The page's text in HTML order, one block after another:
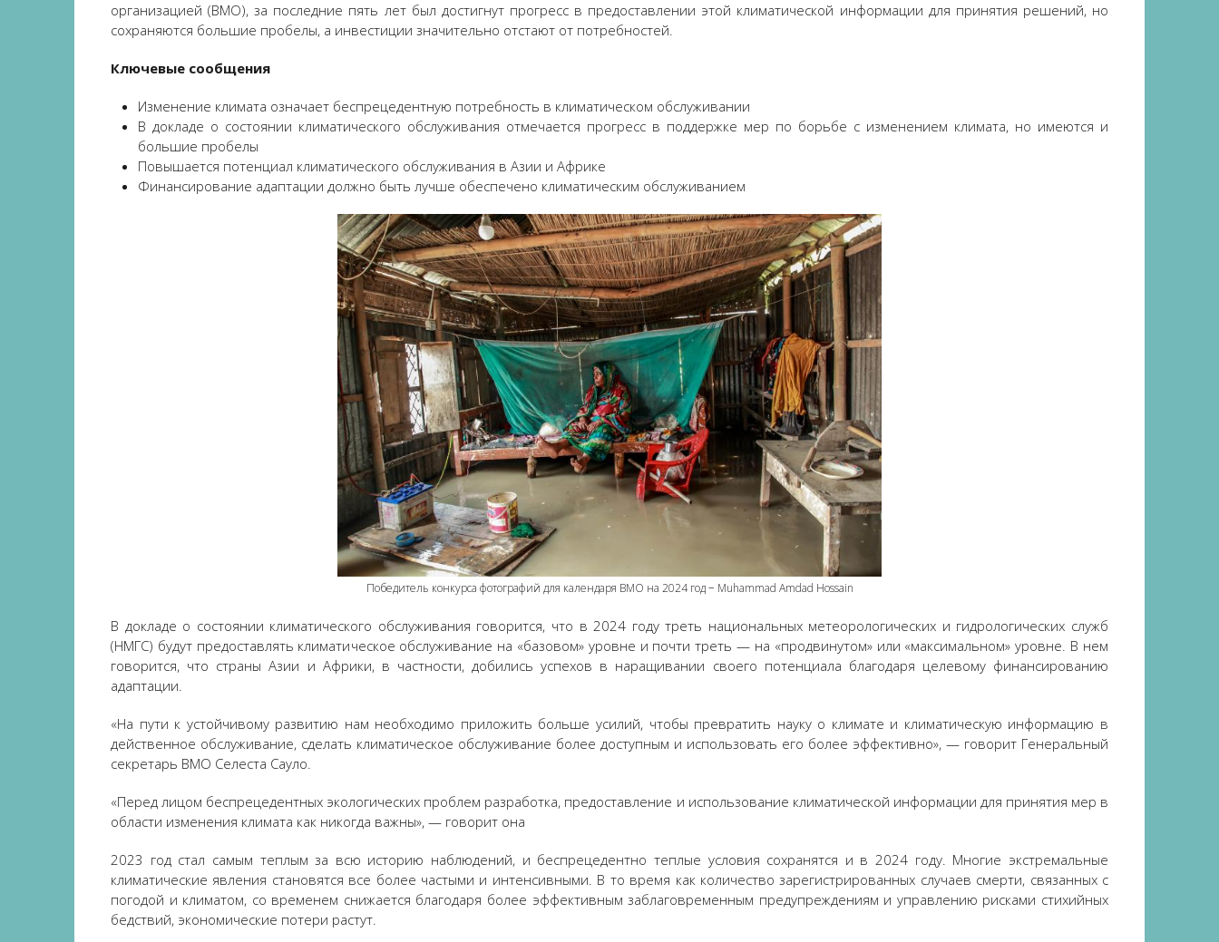
организацией (ВМО), за последние пять лет был достигнут прогресс в предоставлении этой климатической информации для принятия решений, но
сохраняются большие пробелы, а инвестиции значительно отстают от потребностей.
Ключевые сообщения
Изменение климата означает беспрецедентную потребность в климатическом обслуживании
В докладе о состоянии климатического обслуживания отмечается прогресс в поддержке мер по борьбе с изменением климата, но имеются и
большие пробелы
Повышается потенциал климатического обслуживания в Азии и Африке
Финансирование адаптации должно быть лучше обеспечено климатическим обслуживанием
Победитель конкурса фотографий для календаря ВМО на 2024 год − Muhammad Amdad Hossain
В докладе о состоянии климатического обслуживания говорится, что в 2024 году треть национальных метеорологических и гидрологических служб
(НМГС) будут предоставлять климатическое обслуживание на «базовом» уровне и почти треть — на «продвинутом» или «максимальном» уровне. В нем
говорится, что страны Азии и Африки, в частности, добились успехов в наращивании своего потенциала благодаря целевому финансированию
адаптации.
«На пути к устойчивому развитию нам необходимо приложить больше усилий, чтобы превратить науку о климате и климатическую информацию в
действенное обслуживание, сделать климатическое обслуживание более доступным и использовать его более эффективно», — говорит Генеральный
секретарь ВМО Селеста Сауло.
«Перед лицом беспрецедентных экологических проблем разработка, предоставление и использование климатической информации для принятия мер в
области изменения климата как никогда важны», — говорит она
2023 год стал самым теплым за всю историю наблюдений, и беспрецедентно теплые условия сохранятся и в 2024 году. Многие экстремальные
климатические явления становятся все более частыми и интенсивными. В то время как количество зарегистрированных случаев смерти, связанных с
погодой и климатом, со временем снижается благодаря более эффективным заблаговременным предупреждениям и управлению рисками стихийных
бедствий, экономические потери растут.